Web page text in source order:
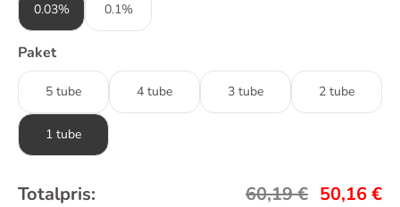
0.03% 0.1%
Paket
5 tube 4 tube 3 tube 2 tube
1 tube
Totalpris: 60,19€ 50,16€